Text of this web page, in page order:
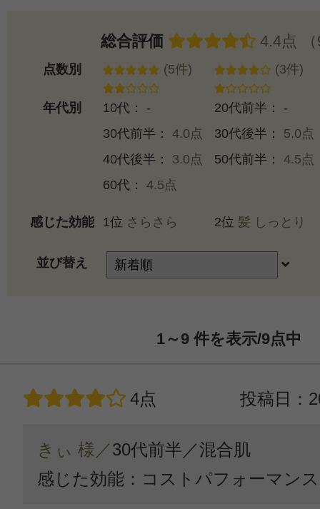
総合評価 4.4点
点数別 (5件) (3件)
年代別 10代： -
20代前半： -
30代前半： 4.0点 30代後半： 5.0点
40代後半： 3.0点 50代前半： 4.5点
60代： 4.5点
感じた効能 1位 さらさら 2位 髪 しっとり
並び替え
1～9件を表示/9点中
4点 投稿日：
きぃ 様／30代前半／混合肌
感じた効能：コストパフォーマンス